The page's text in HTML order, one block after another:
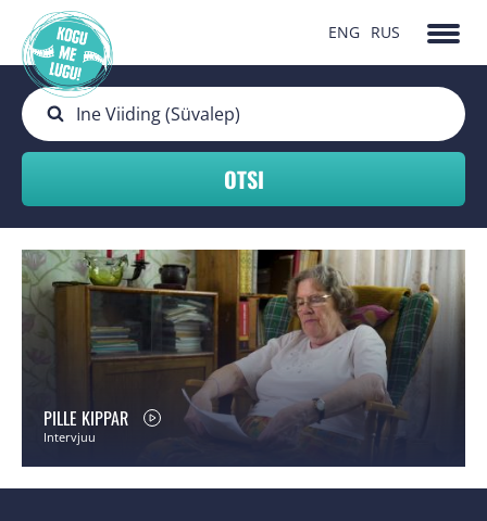
ENG RUS
PILLE KIPPAR
Intervjuu